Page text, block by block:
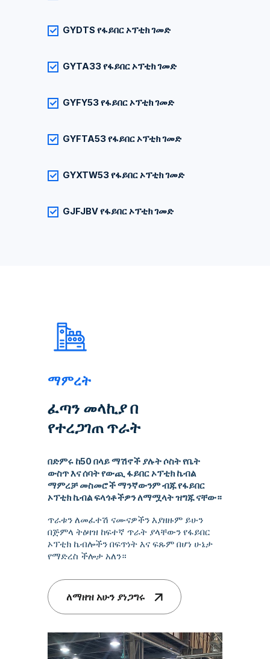
GYDTS የፋይበር ኦፕቲክ ገመድ
GYTA33 የፋይበር ኦፕቲክ ገመድ
GYFY53 የፋይበር ኦፕቲክ ገመድ
GYFTA53 የፋይበር ኦፕቲክ ገመድ
GYXTW53 የፋይበር ኦፕቲክ ገመድ
GJFJBV የፋይበር ኦፕቲክ ገመድ
ማምረት
ፈጣን መላኪያ በ
የተረጋገጠ ጥራት
በድምሩ ከ50 በላይ ማሽኖች ያሉት ሶስት የቤት
ውስጥ እና ሰባት የውጪ ፋይበር ኦፕቲክ ኬብል
ማምረቻ መስመሮች ማንኛውንም ብጁ የፋይበር
ኦፕቲክ ኬብል ፍላጎቶችዎን ለማሟላት ዝግጁ ናቸው።
ጥራቱን ለመፈተሽ ናሙናዎችን እያዘዙም ይሁን
በጅምላ ትዕዛዝ ከፍተኛ ጥራት ያላቸውን የፋይበር
ኦፕቲክ ኬብሎችን በፍጥነት እና ፍጹም በሆነ ሁኔታ
የማድረስ ችሎታ አለን።
ለማዘዝ አሁን ያነጋግሩ